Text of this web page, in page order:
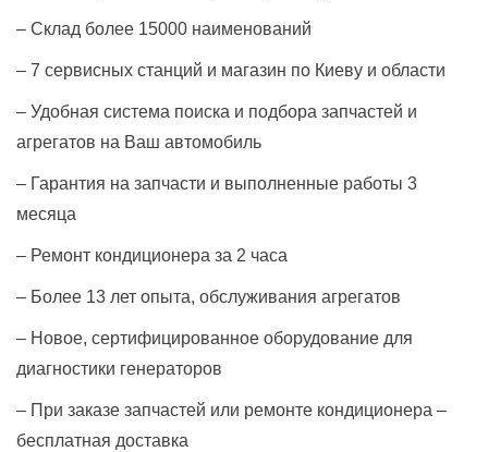
– Склад более 15000 наименований
– 7 сервисных станций и магазин по Киеву и области
– Удобная система поиска и подбора запчастей и
агрегатов на Ваш автомобиль
– Гарантия на запчасти и выполненные работы 3
месяца
– Ремонт кондиционера за 2 часа
– Более 13 лет опыта, обслуживания агрегатов
– Новое, сертифицированное оборудование для
диагностики генераторов
– При заказе запчастей или ремонте кондиционера –
бесплатная доставка